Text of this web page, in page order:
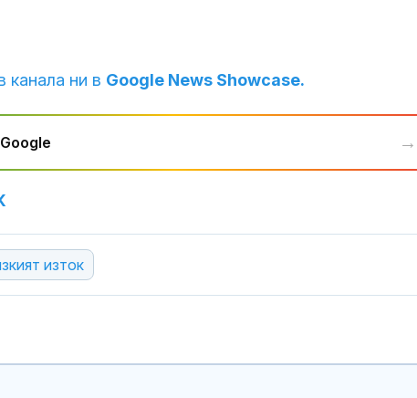
канала ни в Google News Showcase.
→
изток